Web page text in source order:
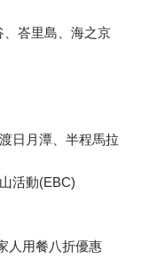
、峇里島、海之京
日月潭、半程馬拉
活動(EBC)
人用餐八折優惠